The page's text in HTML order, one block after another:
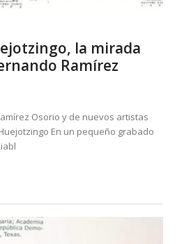
la mirada
Ramírez
Osorio y de nuevos artistas
En un pequeño grabado